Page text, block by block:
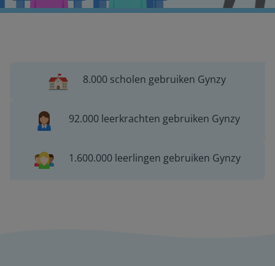
8.000 scholen gebruiken Gynzy
92.000 leerkrachten gebruiken Gynzy
1.600.000 leerlingen gebruiken Gynzy